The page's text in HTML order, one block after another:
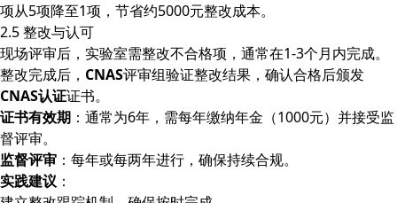
项从5项降至1项，节省约5000元整改成本。
2.5 整改与认可
现场评审后，实验室需整改不合格项，通常在1-3个月内完成。
整改完成后， CNAS评审组验证整改结果，确认合格后颁发
CNAS认证证书。
证书有效期 ：通常为6年，需每年缴纳年金（1000元）并接受监
督评审。
监督评审 ：每年或每两年进行，确保持续合规。
实践建议 ：